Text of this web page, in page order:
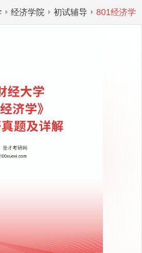
经济学院 初试辅导 801经济学